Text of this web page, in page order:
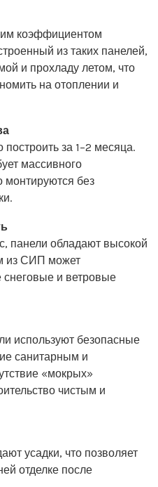
коэффициентом
из таких панелей,
и прохладу летом, что
на отоплении и
за 1–2 месяца.
массивного
монтируются без
панели обладают высокой
из СИП может
и ветровые
используют безопасные
санитарным и
«мокрых»
чистым и
усадки, что позволяет
отделке после